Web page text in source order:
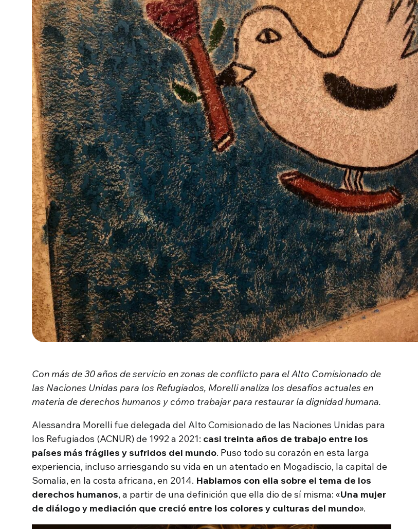
Con más de 30 años de servicio en zonas de conflicto para el Alto Comisionado de
las Naciones Unidas para los Refugiados, Morelli analiza los desafíos actuales en
materia de derechos humanos y cómo trabajar para restaurar la dignidad humana.
Alessandra Morelli fue delegada del Alto Comisionado de las Naciones Unidas para
los Refugiados (ACNUR) de 1992 a 2021: casi treinta años de trabajo entre los
países más frágiles y sufridos del mundo. Puso todo su corazón en esta larga
experiencia, incluso arriesgando su vida en un atentado en Mogadiscio, la capital de
Somalia, en la costa africana, en 2014. Hablamos con ella sobre el tema de los
derechos humanos, a partir de una definición que ella dio de sí misma: «Una mujer
de diálogo y mediación que creció entre los colores y culturas del mundo».